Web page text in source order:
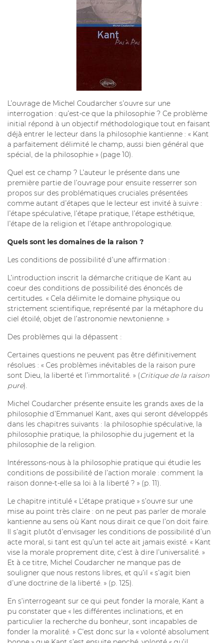
L’ouvrage de Michel Coudarcher s’ouvre sur une
interrogation : qu’est-ce que la philosophie ? Ce problème
initial répond à un objectif méthodologique tout en faisant
déjà entrer le lecteur dans la philosophie kantienne : « Kant
a parfaitement délimité le champ, aussi bien général que
spécial, de la philosophie » (page 10).
Quel est ce champ ? L’auteur le présente dans une
première partie de l’ouvrage pour ensuite resserrer son
propos sur des problématiques cruciales présentées
comme autant d’étapes que le lecteur est invité à suivre :
l’étape spéculative, l’étape pratique, l’étape esthétique,
l’étape de la religion et l’étape anthropologique.
Quels sont les domaines de la raison ?
Les conditions de possibilité d’une affirmation :
L’introduction inscrit la démarche critique de Kant au
coeur des conditions de possibilité des énoncés de
certitudes. « Cela délimite le domaine physique ou
strictement scientifique, représenté par la métaphore du
ciel étoilé, objet de l’astronomie newtonienne. »
Des problèmes qui la dépassent :
Certaines questions ne peuvent pas être définitivement
résolues : « Ces problèmes inévitables de la raison pure
sont Dieu, la liberté et l’immortalité. » (Critique de la raison
pure).
Michel Coudarcher présente ensuite les grands axes de la
philosophie d’Emmanuel Kant, axes qui seront développés
dans les chapitres suivants : la philosophie spéculative, la
philosophie pratique, la philosophie du jugement et la
philosophie de la religion.
Intéressons-nous à la philosophie pratique qui étudie les
conditions de possibilité de l’action morale : comment la
raison donne-t-elle sa loi à la liberté ? » (p. 11).
Le chapitre intitulé « L’étape pratique » s’ouvre sur une
mise au point très claire : on ne peut pas parler de morale
kantienne au sens où Kant nous dirait ce que l’on doit faire.
Il s’agit plutôt d’envisager les conditions de possibilité d’un
acte moral, si tant est qu’un tel acte ait jamais existé. « Kant
vise la morale proprement dite, c’est à dire l’universalité. »
Et à ce titre, Michel Coudarcher ne manque pas de
souligner que nous restons libres, et qu’il « s’agit bien
d’une doctrine de la liberté. » (p. 125).
En s’interrogeant sur ce qui peut fonder la morale, Kant a
pu constater que « les différentes inclinations, et en
particulier la recherche du bonheur, sont incapables de
fonder la moralité. » C’est donc sur la « volonté absolument